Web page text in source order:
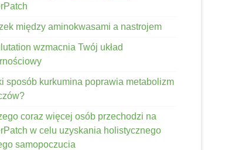
między aminokwasami a nastrojem
wzmacnia Twój układ
sposób kurkumina poprawia metabolizm
coraz więcej osób przechodzi na
w celu uzyskania holistycznego
samopoczucia